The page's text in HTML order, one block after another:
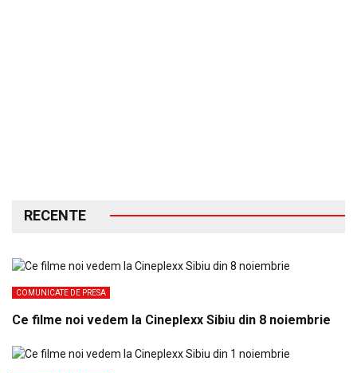
RECENTE
COMUNICATE DE PRESA
Ce filme noi vedem la Cineplexx Sibiu din 8 noiembrie